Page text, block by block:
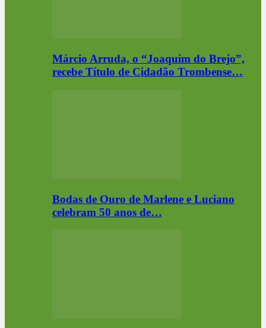
Márcio Arruda, o “Joaquim do Brejo”,
recebe Título de Cidadão Trombense…
Bodas de Ouro de Marlene e Luciano
celebram 50 anos de…